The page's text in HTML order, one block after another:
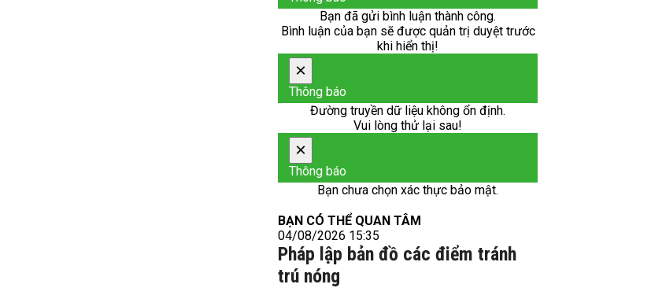
Bạn đã gửi bình luận thành công.
Bình luận của bạn sẽ được quản trị duyệt trước
khi hiển thị!
×
Thông báo
Đường truyền dữ liệu không ổn định.
Vui lòng thử lại sau!
×
Thông báo
Bạn chưa chọn xác thực bảo mật.
BẠN CÓ THỂ QUAN TÂM
04/08/2026 15:35
Pháp lập bản đồ các điểm tránh
trú nóng